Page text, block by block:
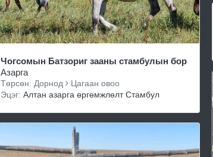
Чогсомын Батзориг зааны стамбулын бор
Азарга
Төрсөн: Дорнод
Цагаан овоо
Эцэг: Алтан азарга өргөмжлөлт Стамбул